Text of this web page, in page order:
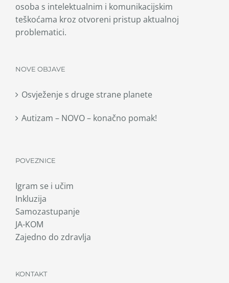
osoba s intelektualnim i komunikacijskim
teškoćama kroz otvoreni pristup aktualnoj
problematici.
NOVE OBJAVE
Osvježenje s druge strane planete
Autizam – NOVO – konačno pomak!
POVEZNICE
Igram se i učim
Inkluzija
Samozastupanje
JA-KOM
Zajedno do zdravlja
KONTAKT